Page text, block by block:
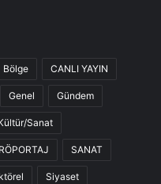
Bölge CANLI YAYIN
Genel Gündem
Sanat
RÖPORTAJ SANAT
Siyaset